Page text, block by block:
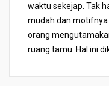
waktu sekejap. Tak
mudah dan motifnya
orang
ruang tamu. Hal ini